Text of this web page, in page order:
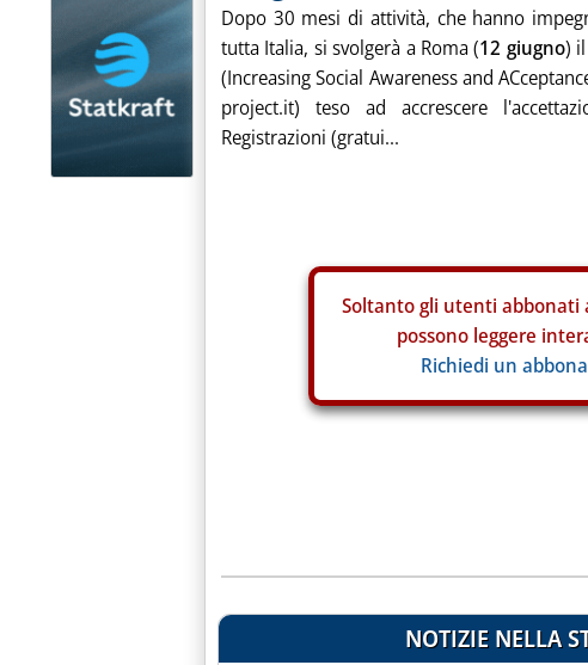
Dopo 30 mesi di attività, che hanno
tutta Italia, si svolgerà a Roma (12 giugno)
(Increasing Social Awareness and
project.it) teso ad accrescere
Registrazioni (gratui...
Soltanto gli utenti abbonati
possono leggere
Richiedi un
NOTIZIE NELLA